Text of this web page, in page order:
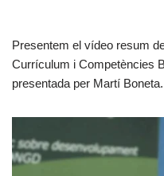
Presentem el vídeo resum
Currículum i Competències
presentada per Martí Boneta.